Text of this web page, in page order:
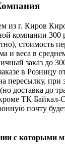
из г. Киров
компании
стоимость
и веса в
заказ до
в Розницу
пересылку, при
доставка до
ТК Байкал-
почту
с которыми